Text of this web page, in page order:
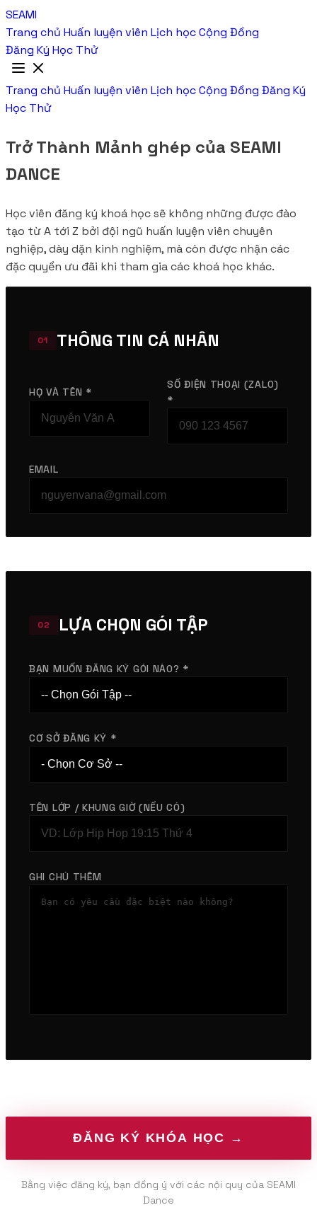
SEAMI
Trang chủ Huấn luyện viên Lịch họcCộng Đồng
Đăng Ký Học Thử
Trang chủ Huấn luyện viên Lịch họcCộng Đồng Đăng Ký
Học Thử
Trở Thành Mảnh ghép của SEAMI
DANCE
Học viên đăng ký khoá học sẽ không những được đào
tạo từ A tới Z bởi đội ngũ huấn luyện viên chuyên
nghiệp, dày dặn kinh nghiệm, mà còn được nhận các
đặc quyền ưu đãi khi tham gia các khoá học khác.
01 THÔNG TIN CÁ NHÂN
HỌ VÀ TÊN *
SỐ ĐIỆN THOẠI (ZALO)
*
EMAIL
02 LỰA CHỌN GÓI TẬP
BẠN MUỐN ĐĂNG KÝ GÓI NÀO? *
CƠ SỞ ĐĂNG KÝ *
TÊN LỚP / KHUNG GIỜ (NẾU CÓ)
GHI CHÚ THÊM
Bằng việc đăng ký, bạn đồng ý với các nội quy của SEAMI
Dance